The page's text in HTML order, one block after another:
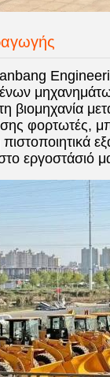
βιομηχανία
φορτωτές,
εργοστάσιό